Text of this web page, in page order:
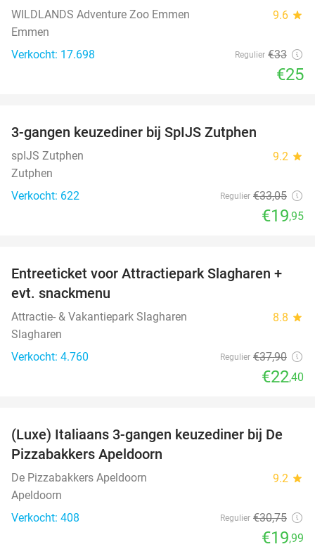
WILDLANDS Adventure Zoo Emmen 9.6 star
Emmen
Verkocht: 17.698
Regulier €33
€25
3-gangen keuzediner bij SpIJS Zutphen
spIJS Zutphen 9.2 star
Zutphen
Verkocht: 622
Regulier €33,05
€19,95
41%
Entreeticket voor Attractiepark Slagharen +
evt. snackmenu
Attractie- & Vakantiepark Slagharen 8.8 star
Slagharen
Verkocht: 4.760
Regulier €37,90
€22,40
35%
(Luxe) Italiaans 3-gangen keuzediner bij De
Pizzabakkers Apeldoorn
De Pizzabakkers Apeldoorn 9.2 star
Apeldoorn
Verkocht: 408
Regulier €30,75
€19,99